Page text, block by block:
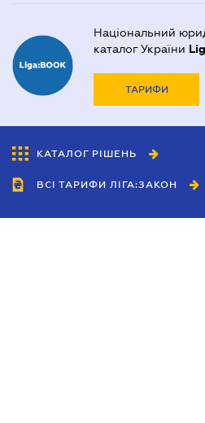
Національний
каталог України
ТАРИФИ
КАТАЛОГ РІШЕНЬ
ВСІ ТАРИФИ ЛІГА:ЗАКОН